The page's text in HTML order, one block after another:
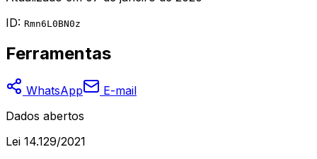
ID: Rmn6L0BN0z
Ferramentas
WhatsApp
E-mail
Dados abertos
Lei 14.129/2021